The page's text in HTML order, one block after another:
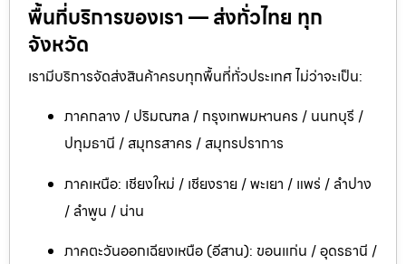
พื้นที่บริการของเรา — ส่งทั่วไทย ทุก
จังหวัด
เรามีบริการจัดส่งสินค้าครบทุกพื้นที่ทั่วประเทศ ไม่ว่าจะเป็น:
ภาคกลาง / ปริมณฑล / กรุงเทพมหานคร / นนทบุรี /
ปทุมธานี / สมุทรสาคร / สมุทรปราการ
ภาคเหนือ: เชียงใหม่ / เชียงราย / พะเยา / แพร่ / ลำปาง
/ ลำพูน / น่าน
ภาคตะวันออกเฉียงเหนือ (อีสาน): ขอนแก่น / อุดรธานี /